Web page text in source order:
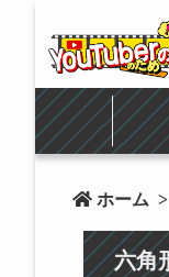
 ホーム >
六角